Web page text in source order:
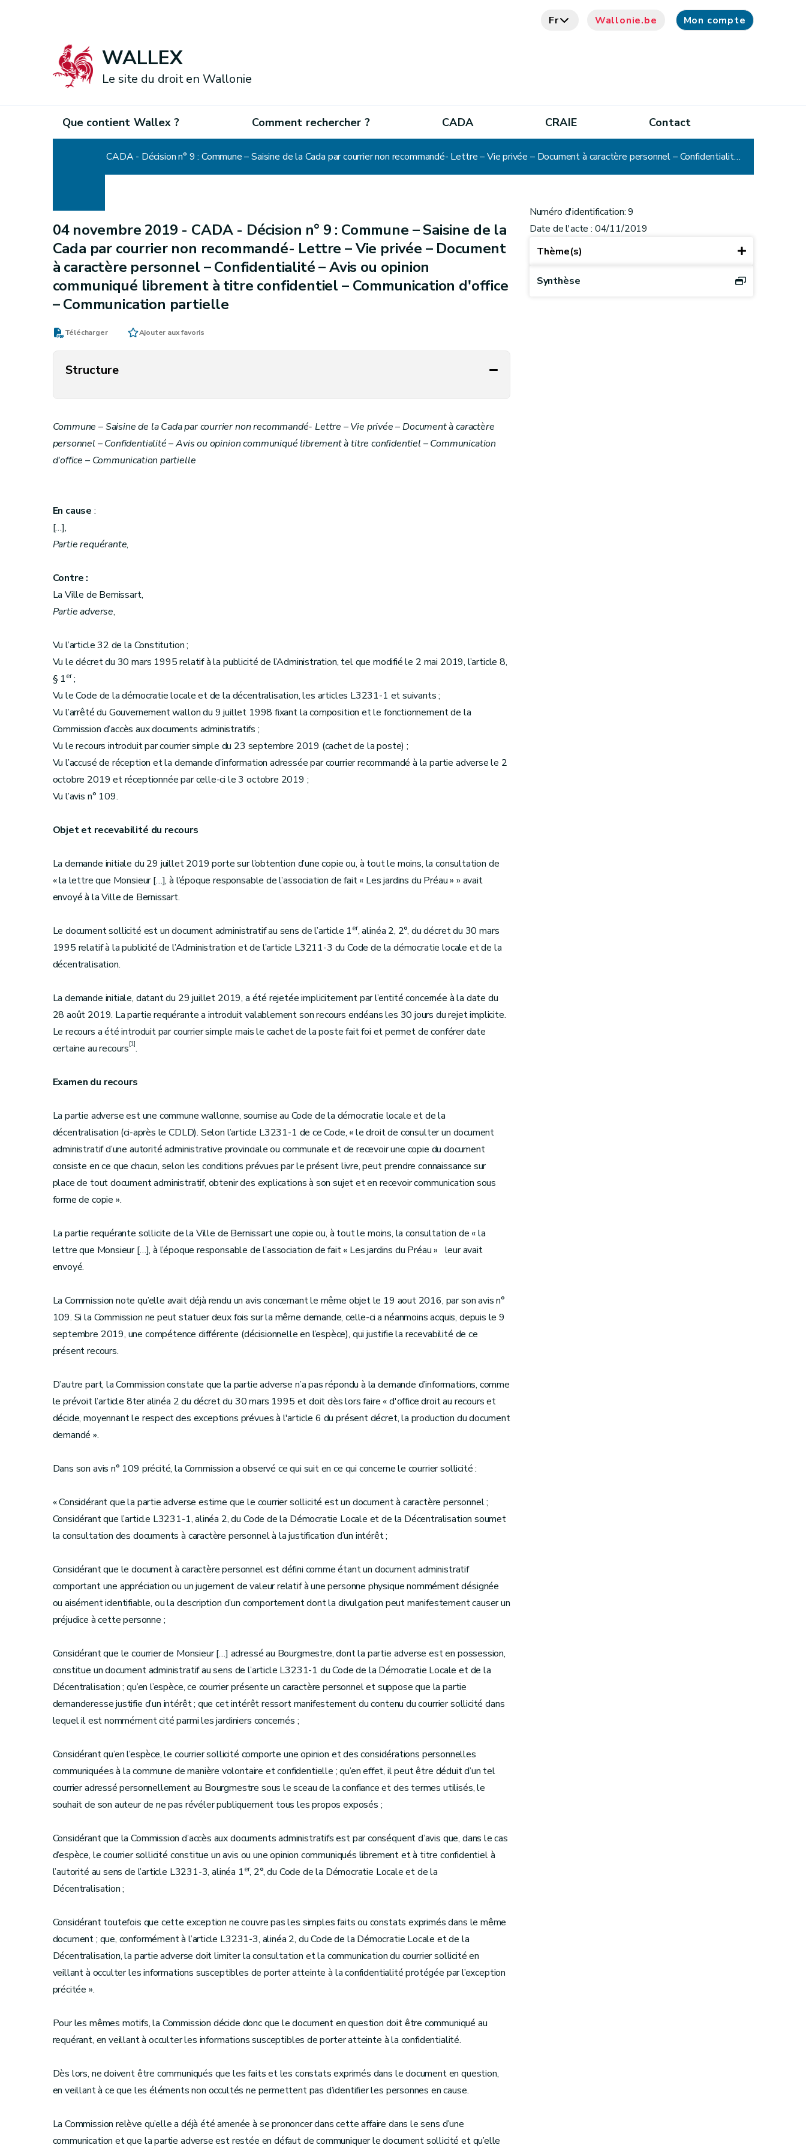
Fr Wallonie.be Mon compte
WALLEX
Le site du droit en Wallonie
Que contient Wallex ? Comment rechercher ? CADA CRAIE Contact
CADA - Décision n° 9 : Commune – Saisine de la Cada par courrier non recommandé- Lettre – Vie privée – Document à caractère personnel – Confidentialité – Avis ou opinion communiqué librement à titre confidentiel – Communication d'office – Communication partielle
04 novembre 2019 - CADA - Décision n° 9 : Commune – Saisine de la
Cada par courrier non recommandé- Lettre – Vie privée – Document
à caractère personnel – Confidentialité – Avis ou opinion
communiqué librement à titre confidentiel – Communication d'office
– Communication partielle
Télécharger Ajouter aux favoris
Structure
Commune – Saisine de la Cada par courrier non recommandé- Lettre – Vie privée – Document à caractère
personnel – Confidentialité – Avis ou opinion communiqué librement à titre confidentiel – Communication
d'office – Communication partielle
En cause :
[…],
Partie requérante,
Contre :
La Ville de Bernissart,
Partie adverse,
Vu l’article 32 de la Constitution ;
Vu le décret du 30 mars 1995 relatif à la publicité de l’Administration, tel que modifié le 2 mai 2019, l’article 8,
§ 1er;
Vu le Code de la démocratie locale et de la décentralisation, les articles L3231-1 et suivants ;
Vu l’arrêté du Gouvernement wallon du 9 juillet 1998 fixant la composition et le fonctionnement de la
Commission d’accès aux documents administratifs ;
Vu le recours introduit par courrier simple du 23 septembre 2019 (cachet de la poste) ;
Vu l’accusé de réception et la demande d’information adressée par courrier recommandé à la partie adverse le 2
octobre 2019 et réceptionnée par celle-ci le 3 octobre 2019 ;
Vu l’avis n° 109.
Objet et recevabilité du recours
La demande initiale du 29 juillet 2019 porte sur l’obtention d’une copie ou, à tout le moins, la consultation de
« la lettre que Monsieur […], à l’époque responsable de l’association de fait « Les jardins du Préau » » avait
envoyé à la Ville de Bernissart.
Le document sollicité est un document administratif au sens de l’article 1er, alinéa 2, 2°, du décret du 30 mars
1995 relatif à la publicité de l’Administration et de l’article L3211-3 du Code de la démocratie locale et de la
décentralisation.
La demande initiale, datant du 29 juillet 2019, a été rejetée implicitement par l’entité concernée à la date du
28 août 2019. La partie requérante a introduit valablement son recours endéans les 30 jours du rejet implicite.
Le recours a été introduit par courrier simple mais le cachet de la poste fait foi et permet de conférer date
certaine au recours[1].
Examen du recours
La partie adverse est une commune wallonne, soumise au Code de la démocratie locale et de la
décentralisation (ci-après le CDLD). Selon l’article L3231-1 de ce Code, « le droit de consulter un document
administratif d’une autorité administrative provinciale ou communale et de recevoir une copie du document
consiste en ce que chacun, selon les conditions prévues par le présent livre, peut prendre connaissance sur
place de tout document administratif, obtenir des explications à son sujet et en recevoir communication sous
forme de copie ».
La partie requérante sollicite de la Ville de Bernissart une copie ou, à tout le moins, la consultation de « la
lettre que Monsieur […], à l’époque responsable de l’association de fait « Les jardins du Préau » leur avait
envoyé.
La Commission note qu’elle avait déjà rendu un avis concernant le même objet le 19 aout 2016, par son avis n°
109. Si la Commission ne peut statuer deux fois sur la même demande, celle-ci a néanmoins acquis, depuis le 9
septembre 2019, une compétence différente (décisionnelle en l’espèce), qui justifie la recevabilité de ce
présent recours.
D’autre part, la Commission constate que la partie adverse n’a pas répondu à la demande d’informations, comme
le prévoit l’article 8ter alinéa 2 du décret du 30 mars 1995 et doit dès lors faire « d'office droit au recours et
décide, moyennant le respect des exceptions prévues à l'article 6 du présent décret, la production du document
demandé ».
Dans son avis n° 109 précité, la Commission a observé ce qui suit en ce qui concerne le courrier sollicité :
« Considérant que la partie adverse estime que le courrier sollicité est un document à caractère personnel ;
Considérant que l’article L3231-1, alinéa 2, du Code de la Démocratie Locale et de la Décentralisation soumet
la consultation des documents à caractère personnel à la justification d’un intérêt ;
Considérant que le document à caractère personnel est défini comme étant un document administratif
comportant une appréciation ou un jugement de valeur relatif à une personne physique nommément désignée
ou aisément identifiable, ou la description d’un comportement dont la divulgation peut manifestement causer un
préjudice à cette personne ;
Considérant que le courrier de Monsieur […] adressé au Bourgmestre, dont la partie adverse est en possession,
constitue un document administratif au sens de l’article L3231-1 du Code de la Démocratie Locale et de la
Décentralisation ; qu’en l’espèce, ce courrier présente un caractère personnel et suppose que la partie
demanderesse justifie d’un intérêt ; que cet intérêt ressort manifestement du contenu du courrier sollicité dans
lequel il est nommément cité parmi les jardiniers concernés ;
Considérant qu’en l’espèce, le courrier sollicité comporte une opinion et des considérations personnelles
communiquées à la commune de manière volontaire et confidentielle ; qu’en effet, il peut être déduit d’un tel
courrier adressé personnellement au Bourgmestre sous le sceau de la confiance et des termes utilisés, le
souhait de son auteur de ne pas révéler publiquement tous les propos exposés ;
Considérant que la Commission d’accès aux documents administratifs est par conséquent d’avis que, dans le cas
d’espèce, le courrier sollicité constitue un avis ou une opinion communiqués librement et à titre confidentiel à
l’autorité au sens de l’article L3231-3, alinéa 1er, 2°, du Code de la Démocratie Locale et de la
Décentralisation ;
Considérant toutefois que cette exception ne couvre pas les simples faits ou constats exprimés dans le même
document ; que, conformément à l’article L3231-3, alinéa 2, du Code de la Démocratie Locale et de la
Décentralisation, la partie adverse doit limiter la consultation et la communication du courrier sollicité en
veillant à occulter les informations susceptibles de porter atteinte à la confidentialité protégée par l’exception
précitée ».
Pour les mêmes motifs, la Commission décide donc que le document en question doit être communiqué au
requérant, en veillant à occulter les informations susceptibles de porter atteinte à la confidentialité.
Dès lors, ne doivent être communiqués que les faits et les constats exprimés dans le document en question,
en veillant à ce que les éléments non occultés ne permettent pas d’identifier les personnes en cause.
La Commission relève qu’elle a déjà été amenée à se prononcer dans cette affaire dans le sens d’une
communication et que la partie adverse est restée en défaut de communiquer le document sollicité et qu’elle
Numéro d'identification: 9
Date de l'acte : 04/11/2019
Thème(s)
Synthèse